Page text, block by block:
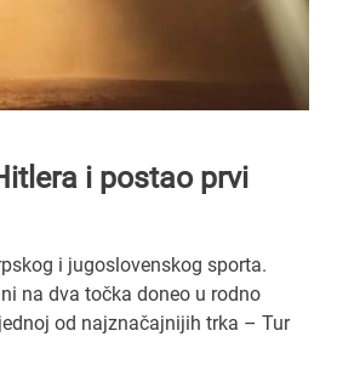
i postao prvi
i jugoslovenskog sporta.
na dva točka doneo u rodno
od najznačajnijih trka – Tur